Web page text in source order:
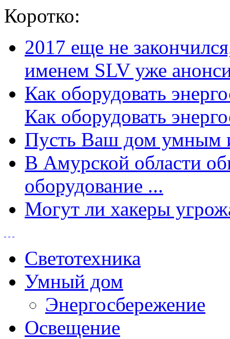
Коротко:
2017 еще не
именем SLV уже
Как оборудовать
Как оборудовать
Пусть Ваш дом умным
В Амурской области
оборудование ...
Могут ли хакеры
Светотехника
Умный дом
Энергосбережение
Освещение